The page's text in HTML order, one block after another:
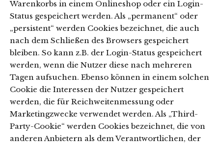
Warenkorbs in einem Onlineshop oder ein Login-
Status gespeichert werden. Als „permanent“ oder
„persistent“ werden Cookies bezeichnet, die auch
nach dem Schließen des Browsers gespeichert
bleiben. So kann z.B. der Login-Status gespeichert
werden, wenn die Nutzer diese nach mehreren
Tagen aufsuchen. Ebenso können in einem solchen
Cookie die Interessen der Nutzer gespeichert
werden, die für Reichweitenmessung oder
Marketingzwecke verwendet werden. Als „Third-
Party-Cookie“ werden Cookies bezeichnet, die von
anderen Anbietern als dem Verantwortlichen, der